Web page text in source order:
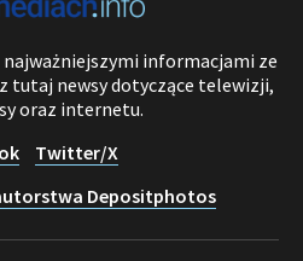
informacjami ze
tutaj newsy dotyczące telewizji,
oraz internetu.
Twitter/X
Depositphotos